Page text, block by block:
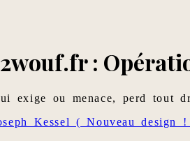
:
exige ou menace, perd tout
Kessel ( Nouveau design